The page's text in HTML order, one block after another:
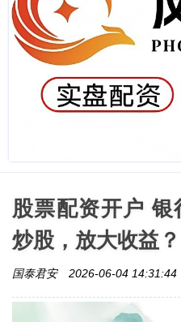
股票配资开户
炒股，放大收益？
国泰君安 2026-06-04 14:31:44